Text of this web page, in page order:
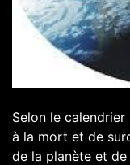
Selon le
à la mort et de
de la planète et